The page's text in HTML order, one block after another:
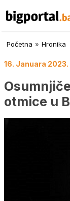
Početna » Hronika
16. Januara 2023.
otmice u